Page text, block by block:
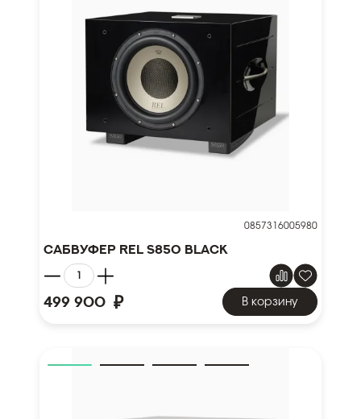
0857316005980
Сабвуфер REL S850 Black
499 900 ₽ В корзину